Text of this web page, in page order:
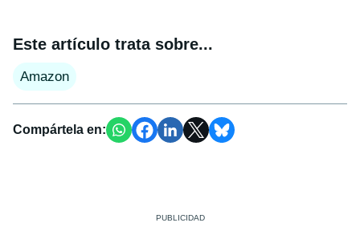
Este artículo trata sobre...
Amazon
Compártela en: